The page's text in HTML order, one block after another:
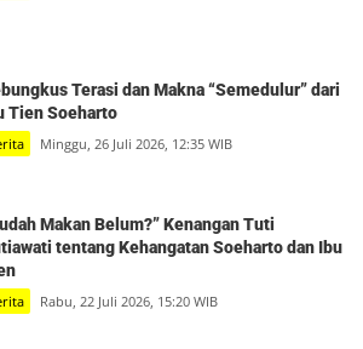
Terasi dan Makna “Semedulur” dari
Tien Soeharto
Minggu, 26 Juli 2026, 12:35 WIB
Makan Belum?” Kenangan Tuti
tentang Kehangatan Soeharto dan Ibu
Rabu, 22 Juli 2026, 15:20 WIB